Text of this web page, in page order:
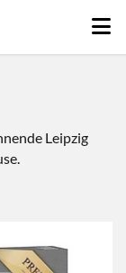
Leipzig